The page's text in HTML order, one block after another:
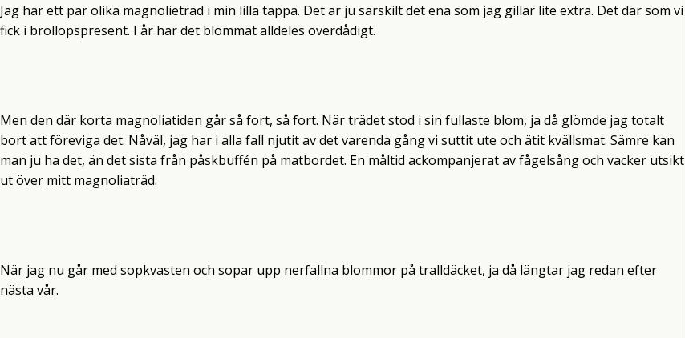
Jag har ett par olika magnolieträd i min lilla täppa. Det är ju särskilt det ena som jag gillar lite extra. Det där som vi
fick i bröllopspresent. I år har det blommat alldeles överdådigt.
Men den där korta magnoliatiden går så fort, så fort. När trädet stod i sin fullaste blom, ja då glömde jag totalt
bort att föreviga det. Nåväl, jag har i alla fall njutit av det varenda gång vi suttit ute och ätit kvällsmat. Sämre kan
man ju ha det, än det sista från påskbuffén på matbordet. En måltid ackompanjerat av fågelsång och vacker utsikt
ut över mitt magnoliaträd.
När jag nu går med sopkvasten och sopar upp nerfallna blommor på tralldäcket, ja då längtar jag redan efter
nästa vår.